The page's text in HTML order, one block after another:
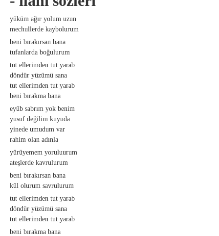
yüküm ağır yolum uzun
mechullerde kaybolurum
beni bırakırsan bana
tufanlarda boğulurum
tut ellerimden tut yarab
döndür yüzümü sana
tut ellerimden tut yarab
beni bırakma bana
eyüb sabrım yok benim
yusuf değilim kuyuda
yinede umudum var
rahim olan adınla
yürüyemem yoruluurum
ateşlerde kavrulurum
beni bırakırsan bana
kül olurum savrulurum
tut ellerimden tut yarab
döndür yüzümü sana
tut ellerimden tut yarab
beni bırakma bana